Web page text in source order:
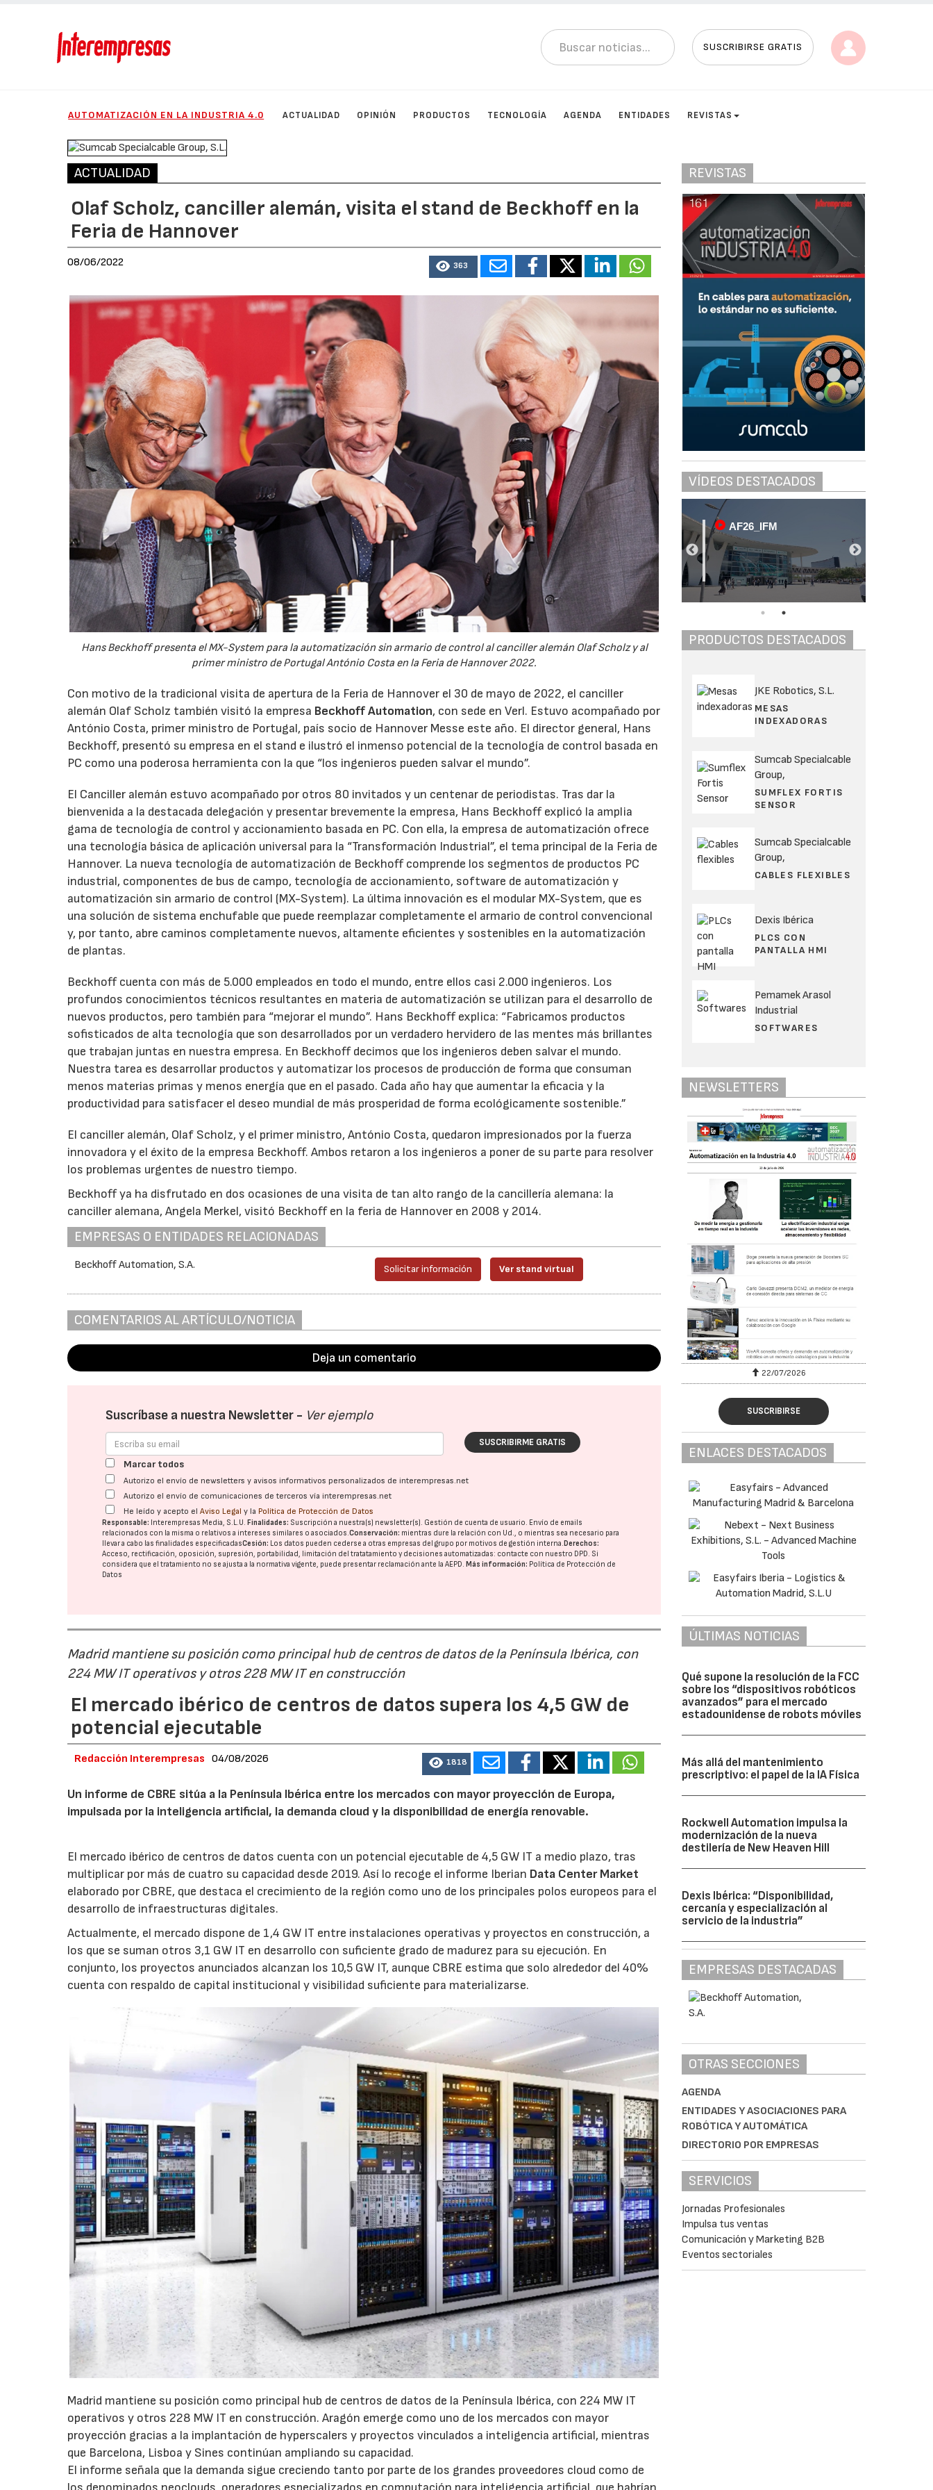
SUSCRIBIRSE GRATIS
AUTOMATIZACIÓN EN LA INDUSTRIA 4.0 ACTUALIDAD OPINIÓN PRODUCTOS TECNOLOGÍA AGENDA ENTIDADES REVISTAS
ACTUALIDAD
Olaf Scholz, canciller alemán, visita el stand de Beckhoff en la
Feria de Hannover
08/06/2022 363
Hans Beckhoff presenta el MX-System para la automatización sin armario de control al canciller alemán Olaf Scholz y al
primer ministro de Portugal António Costa en la Feria de Hannover 2022.
Con motivo de la tradicional visita de apertura de la Feria de Hannover el 30 de mayo de 2022, el canciller
alemán Olaf Scholz también visitó la empresa Beckhoff Automation, con sede en Verl. Estuvo acompañado por
António Costa, primer ministro de Portugal, país socio de Hannover Messe este año. El director general, Hans
Beckhoff, presentó su empresa en el stand e ilustró el inmenso potencial de la tecnología de control basada en
PC como una poderosa herramienta con la que “los ingenieros pueden salvar el mundo”.
El Canciller alemán estuvo acompañado por otros 80 invitados y un centenar de periodistas. Tras dar la
bienvenida a la destacada delegación y presentar brevemente la empresa, Hans Beckhoff explicó la amplia
gama de tecnología de control y accionamiento basada en PC. Con ella, la empresa de automatización ofrece
una tecnología básica de aplicación universal para la “Transformación Industrial”, el tema principal de la Feria de
Hannover. La nueva tecnología de automatización de Beckhoff comprende los segmentos de productos PC
industrial, componentes de bus de campo, tecnología de accionamiento, software de automatización y
automatización sin armario de control (MX-System). La última innovación es el modular MX-System, que es
una solución de sistema enchufable que puede reemplazar completamente el armario de control convencional
y, por tanto, abre caminos completamente nuevos, altamente eficientes y sostenibles en la automatización
de plantas.
Beckhoff cuenta con más de 5.000 empleados en todo el mundo, entre ellos casi 2.000 ingenieros. Los
profundos conocimientos técnicos resultantes en materia de automatización se utilizan para el desarrollo de
nuevos productos, pero también para “mejorar el mundo”. Hans Beckhoff explica: “Fabricamos productos
sofisticados de alta tecnología que son desarrollados por un verdadero hervidero de las mentes más brillantes
que trabajan juntas en nuestra empresa. En Beckhoff decimos que los ingenieros deben salvar el mundo.
Nuestra tarea es desarrollar productos y automatizar los procesos de producción de forma que consuman
menos materias primas y menos energía que en el pasado. Cada año hay que aumentar la eficacia y la
productividad para satisfacer el deseo mundial de más prosperidad de forma ecológicamente sostenible.”
El canciller alemán, Olaf Scholz, y el primer ministro, António Costa, quedaron impresionados por la fuerza
innovadora y el éxito de la empresa Beckhoff. Ambos retaron a los ingenieros a poner de su parte para resolver
los problemas urgentes de nuestro tiempo.
Beckhoff ya ha disfrutado en dos ocasiones de una visita de tan alto rango de la cancillería alemana: la
canciller alemana, Angela Merkel, visitó Beckhoff en la feria de Hannover en 2008 y 2014.
EMPRESAS O ENTIDADES RELACIONADAS
Beckhoff Automation, S.A. Solicitar información Ver stand virtual
COMENTARIOS AL ARTÍCULO/NOTICIA
Deja un comentario
Suscríbase a nuestra Newsletter - Ver ejemplo
SUSCRIBIRME GRATIS
Marcar todos
Autorizo el envío de newsletters y avisos informativos personalizados de interempresas.net
Autorizo el envío de comunicaciones de terceros vía interempresas.net
He leído y acepto elAviso Legal y la Política de Protección de Datos
Responsable: Interempresas Media, S.L.U. Finalidades: Suscripción a nuestra(s) newsletter(s). Gestión de cuenta de usuario. Envío de emails
relacionados con la misma o relativos a intereses similares o asociados.Conservación: mientras dure la relación con Ud., o mientras sea necesario para
llevar a cabo las finalidades especificadasCesión: Los datos pueden cederse a otras empresas del grupo por motivos de gestión interna. Derechos:
Acceso, rectificación, oposición, supresión, portabilidad, limitación del tratatamiento y decisiones automatizadas: contacte con nuestro DPD. Si
considera que el tratamiento no se ajusta a la normativa vigente, puede presentar reclamación ante laAEPD. Más información: Política de Protección de
Datos
Madrid mantiene su posición como principal hub de centros de datos de la Península Ibérica, con
224 MW IT operativos y otros 228 MW IT en construcción
El mercado ibérico de centros de datos supera los 4,5 GW de
potencial ejecutable
Redacción Interempresas 04/08/2026 1818
Un informe de CBRE sitúa a la Península Ibérica entre los mercados con mayor proyección de Europa,
impulsada por la inteligencia artificial, la demanda cloud y la disponibilidad de energía renovable.
El mercado ibérico de centros de datos cuenta con un potencial ejecutable de 4,5 GW IT a medio plazo, tras
multiplicar por más de cuatro su capacidad desde 2019. Así lo recoge el informe Iberian Data Center Market
elaborado por CBRE, que destaca el crecimiento de la región como uno de los principales polos europeos para el
desarrollo de infraestructuras digitales.
Actualmente, el mercado dispone de 1,4 GW IT entre instalaciones operativas y proyectos en construcción, a
los que se suman otros 3,1 GW IT en desarrollo con suficiente grado de madurez para su ejecución. En
conjunto, los proyectos anunciados alcanzan los 10,5 GW IT, aunque CBRE estima que solo alrededor del 40%
cuenta con respaldo de capital institucional y visibilidad suficiente para materializarse.
Madrid mantiene su posición como principal hub de centros de datos de la Península Ibérica, con 224 MW IT
operativos y otros 228 MW IT en construcción. Aragón emerge como uno de los mercados con mayor
proyección gracias a la implantación de hyperscalers y proyectos vinculados a inteligencia artificial, mientras
que Barcelona, Lisboa y Sines continúan ampliando su capacidad.
El informe señala que la demanda sigue creciendo tanto por parte de los grandes proveedores cloud como de
REVISTAS
VÍDEOS DESTACADOS
AF26_IFM AF26_IFM AF26_IFM
PRODUCTOS DESTACADOS
JKE Robotics, S.L.
MESAS
INDEXADORAS
Sumcab Specialcable
Group,
SUMFLEX FORTIS
SENSOR
Sumcab Specialcable
Group,
CABLES FLEXIBLES
Dexis Ibérica
PLCS CON
PANTALLA HMI
Pemamek Arasol
Industrial
SOFTWARES
NEWSLETTERS
22/07/2026 29/07/2026 22/07/2026
SUSCRIBIRSE
ENLACES DESTACADOS
ÚLTIMAS NOTICIAS
Qué supone la resolución de la FCC
sobre los “dispositivos robóticos
avanzados” para el mercado
estadounidense de robots móviles
Más allá del mantenimiento
prescriptivo: el papel de la IA Física
Rockwell Automation impulsa la
modernización de la nueva
destilería de New Heaven Hill
Dexis Ibérica: “Disponibilidad,
cercanía y especialización al
servicio de la industria”
EMPRESAS DESTACADAS
OTRAS SECCIONES
AGENDA
ENTIDADES Y ASOCIACIONES PARA
ROBÓTICA Y AUTOMÁTICA
DIRECTORIO POR EMPRESAS
SERVICIOS
Jornadas Profesionales
Impulsa tus ventas
Comunicación y Marketing B2B
Eventos sectoriales